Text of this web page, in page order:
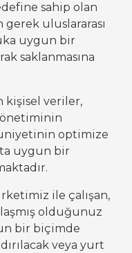
sahip olan
uluslararası
uygun bir
saklanmasına
kişisel veriler,
optimize
uygun bir
ile çalışan,
olduğunuz
bir biçimde
veya yurt